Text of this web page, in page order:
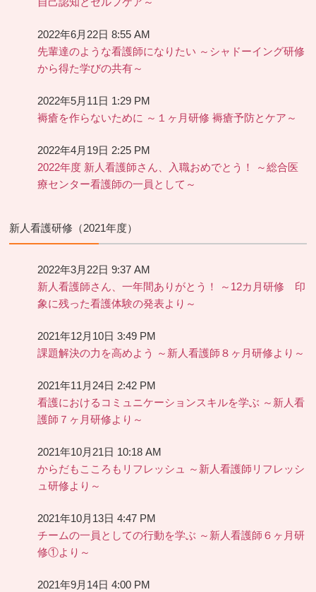
2022年6月22日 8:55 AM
先輩達のような看護師になりたい ～シャドーイング研修
から得た学びの共有～
2022年5月11日 1:29 PM
褥瘡を作らないために ～１ヶ月研修 褥瘡予防とケア～
2022年4月19日 2:25 PM
2022年度 新人看護師さん、入職おめでとう！ ～総合医
療センター看護師の一員として～
新人看護研修（2021年度）
2022年3月22日 9:37 AM
新人看護師さん、一年間ありがとう！ ～12カ月研修 印
象に残った看護体験の発表より～
2021年12月10日 3:49 PM
課題解決の力を高めよう ～新人看護師８ヶ月研修より～
2021年11月24日 2:42 PM
看護におけるコミュニケーションスキルを学ぶ ～新人看
護師７ヶ月研修より～
2021年10月21日 10:18 AM
からだもこころもリフレッシュ ～新人看護師リフレッシ
ュ研修より～
2021年10月13日 4:47 PM
チームの一員としての行動を学ぶ ～新人看護師６ヶ月研
修①より～
2021年9月14日 4:00 PM